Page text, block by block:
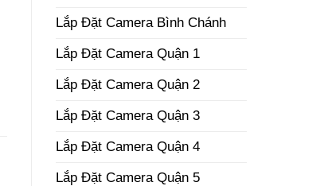
Lắp Đặt Camera Bình Chánh
Lắp Đặt Camera Quận 1
Lắp Đặt Camera Quận 2
Lắp Đặt Camera Quận 3
Lắp Đặt Camera Quận 4
Lắp Đặt Camera Quận 5